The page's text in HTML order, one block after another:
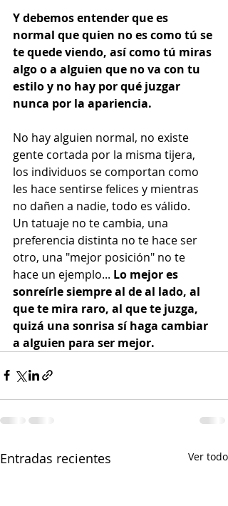
Y debemos entender que es
normal que quien no es como tú se
te quede viendo, así como tú miras
algo o a alguien que no va con tu
estilo y no hay por qué juzgar
nunca por la apariencia.
No hay alguien normal, no existe
gente cortada por la misma tijera,
los individuos se comportan como
les hace sentirse felices y mientras
no dañen a nadie, todo es válido.
Un tatuaje no te cambia, una
preferencia distinta no te hace ser
otro, una "mejor posición" no te
hace un ejemplo... Lo mejor es
sonreírle siempre al de al lado, al
que te mira raro, al que te juzga,
quizá una sonrisa sí haga cambiar
a alguien para ser mejor.
Entradas recientes Ver todo